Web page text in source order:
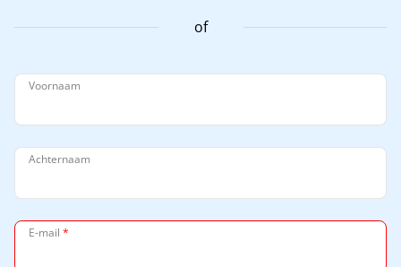
of
Voornaam
Achternaam
E-mail *